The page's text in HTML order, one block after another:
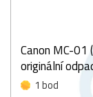
Canon MC-
originální
1 bod